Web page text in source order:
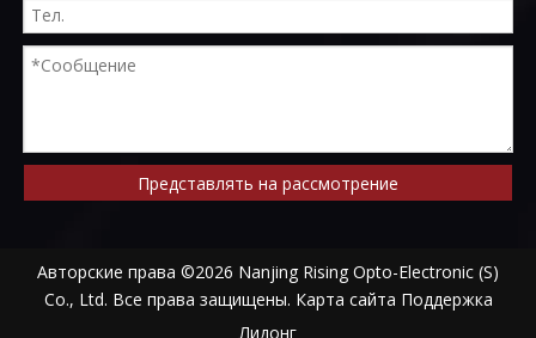
Представлять на рассмотрение
Авторские права ©2026 Nanjing Rising Opto-Electronic (S)
Co., Ltd. Все права защищены. Карта сайта Поддержка
Лидонг